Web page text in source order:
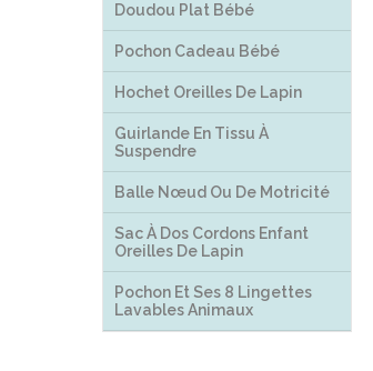
Doudou Plat Bébé
Pochon Cadeau Bébé
Hochet Oreilles De Lapin
Guirlande En Tissu À
Suspendre
Balle Nœud Ou De Motricité
Sac À Dos Cordons Enfant
Oreilles De Lapin
Pochon Et Ses 8 Lingettes
Lavables Animaux